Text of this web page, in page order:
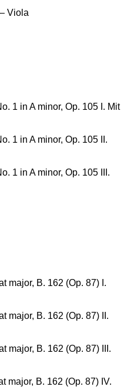
Viola
1 in A minor, Op. 105 I. Mit
1 in A minor, Op. 105 II.
1 in A minor, Op. 105 III.
major, B. 162 (Op. 87) I.
major, B. 162 (Op. 87) II.
major, B. 162 (Op. 87) III.
major, B. 162 (Op. 87) IV.